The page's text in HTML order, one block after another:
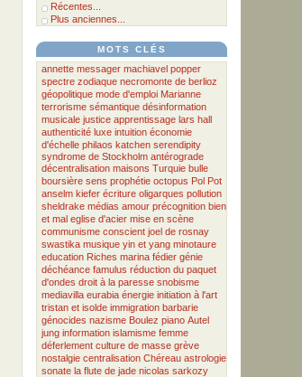
Récentes...
Plus anciennes...
MOTS CLÉS
annette messager machiavel popper
spectre zodiaque necromonte de berlioz
géopolitique mode d'emploi Marianne
terrorisme sémantique désinformation
musicale justice apprentissage lars hall
authenticité luxe intuition économie
d'échelle philaos katchen serendipity
syndrome de Stockholm antérograde
décentralisation maisons Turquie bulle
boursière sens prophétie octopus Pol Pot
anselm kiefer écriture oligarques pollution
sheldrake médias amour précognition bien
et mal eglise d'acier mise en scène
communisme conscient joel de rosnay
swastika musique yin et yang minotaure
education Riches marina fédier génie
déchéance famulus réduction du paquet
d'ondes droit à la paresse snobisme
mediavilla eurabia énergie initiation à l'art
tristan et isolde immigration barbarie
génocides nazisme Boulez piano Autel
jung information islamisme femme
déferlement culture de masse grève
nostalgie centralisation Chéreau astrologie
sonate la flute de jade nicolas sarkozy